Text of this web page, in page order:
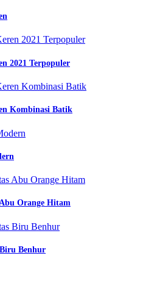
2021 Terpopuler
Kombinasi Batik
Orange Hitam
Benhur